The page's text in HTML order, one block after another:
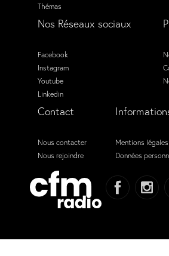
Thémas
Nos Réseaux sociaux
Facebook
Instagram
Youtube
Linkedin
Contact
Nous contacter
Nous rejoindre
Mentions légales
Données